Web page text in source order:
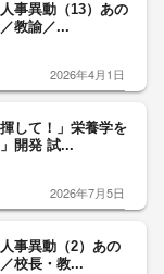
事異動（13）あの
教諭／...
2026年4月1日
して！」栄養学を
開発 試...
2026年7月5日
事異動（2）あの
校長・教...